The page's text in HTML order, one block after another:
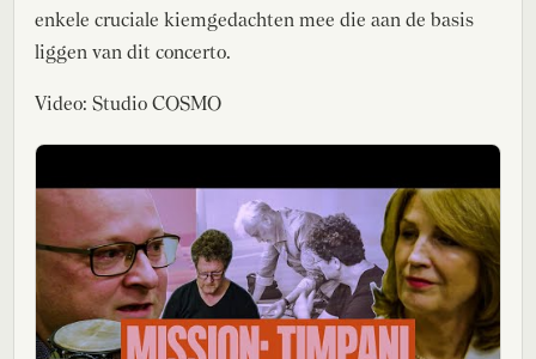
enkele cruciale kiemgedachten mee die aan de basis
liggen van dit concerto.
Video: Studio COSMO